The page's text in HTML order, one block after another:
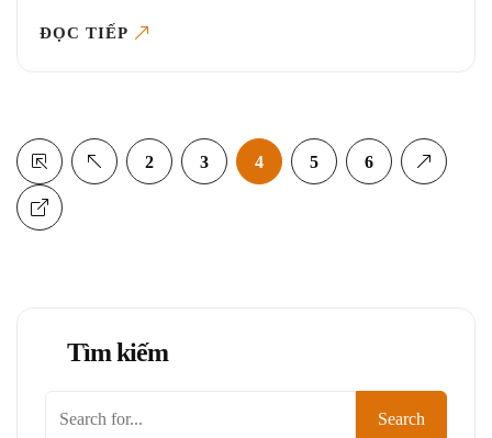
ĐỌC TIẾP
2 3 4 5 6
Tìm kiếm
Search